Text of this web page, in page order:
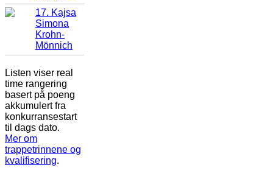
17. Kajsa
Simona
Krohn-
Mönnich
Listen viser real
time rangering
basert på poeng
akkumulert fra
konkurransestart
til dags dato.
Mer om
trappetrinnene og
kvalifisering.